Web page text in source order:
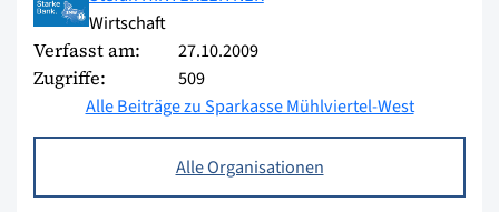
Wirtschaft
Verfasst am: 27.10.2009
Zugriffe:
509
Alle Beiträge zu Sparkasse Mühlviertel-West
Alle Organisationen